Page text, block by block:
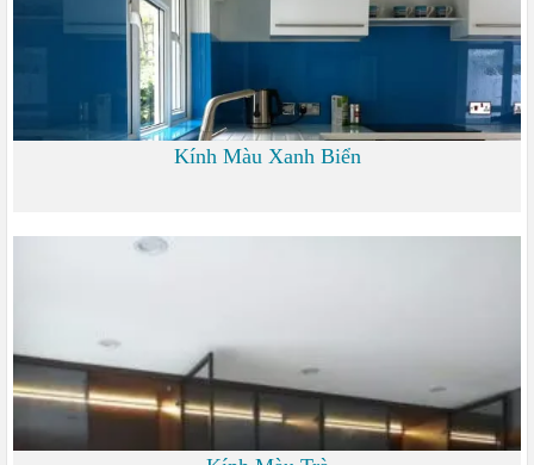
Kính Màu Xanh Biển